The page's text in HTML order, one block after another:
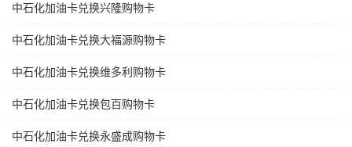
中石化加油卡兑换兴隆购物卡
中石化加油卡兑换大福源购物卡
中石化加油卡兑换维多利购物卡
中石化加油卡兑换包百购物卡
中石化加油卡兑换永盛成购物卡